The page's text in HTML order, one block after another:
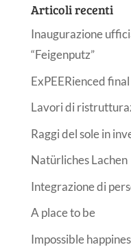
Articoli recenti
Inaugurazione
“Feigenputz”
ExPEERienced
Lavori di
Raggi del sole in
Natürliches Lachen
Integrazione di
A place to be
Impossible